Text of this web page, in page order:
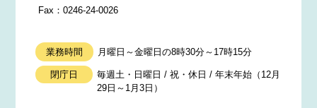
Fax：0246-24-0026
業務時間 月曜日～金曜日の8時30分～17時15分
閉庁日
毎週土・日曜日 / 祝・休日 / 年末年始（12月
29日～1月3日）